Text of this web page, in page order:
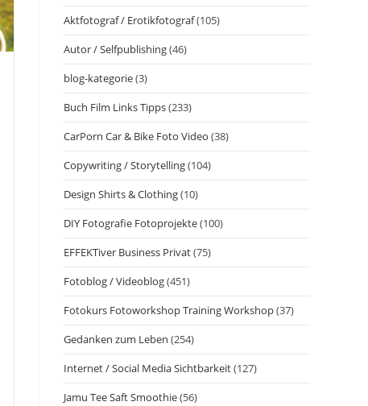
Aktfotograf / Erotikfotograf(105)
Autor / Selfpublishing(46)
blog-kategorie(3)
Buch Film Links Tipps(233)
CarPorn Car & Bike Foto Video (38)
Copywriting / Storytelling(104)
Design Shirts & Clothing(10)
DIY Fotografie Fotoprojekte(100)
EFFEKTiver Business Privat(75)
Fotoblog / Videoblog(451)
Fotokurs Fotoworkshop Training Workshop(37)
Gedanken zum Leben (254)
Internet / Social Media Sichtbarkeit(127)
Jamu Tee Saft Smoothie(56)